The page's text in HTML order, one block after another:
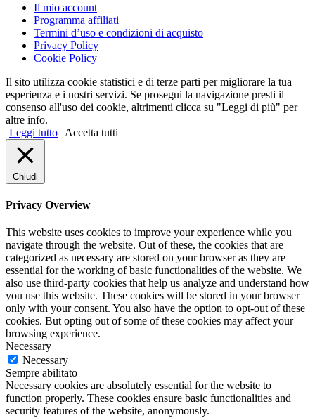
Il mio account
Programma affiliati
Termini d’uso e condizioni di acquisto
Privacy Policy
Cookie Policy
Il sito utilizza cookie statistici e di terze parti per migliorare la tua
esperienza e i nostri servizi. Se prosegui la navigazione presti il
consenso all'uso dei cookie, altrimenti clicca su "Leggi di più" per
altre info.
Leggi tutto
Accetta tutti
Chiudi
Privacy Overview
This website uses cookies to improve your experience while you
navigate through the website. Out of these, the cookies that are
categorized as necessary are stored on your browser as they are
essential for the working of basic functionalities of the website. We
also use third-party cookies that help us analyze and understand how
you use this website. These cookies will be stored in your browser
only with your consent. You also have the option to opt-out of these
cookies. But opting out of some of these cookies may affect your
browsing experience.
Necessary
Necessary
Sempre abilitato
Necessary cookies are absolutely essential for the website to
function properly. These cookies ensure basic functionalities and
security features of the website, anonymously.